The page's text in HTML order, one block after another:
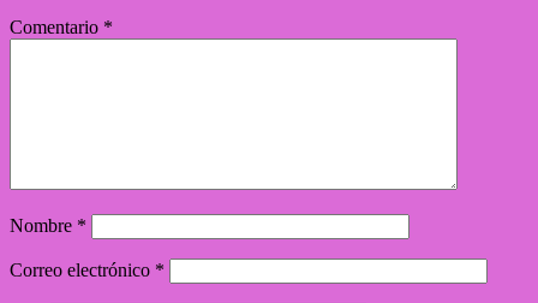
Comentario *
Nombre *
Correo electrónico *